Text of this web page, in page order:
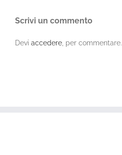
Scrivi un commento
Devi accedere, per commentare.